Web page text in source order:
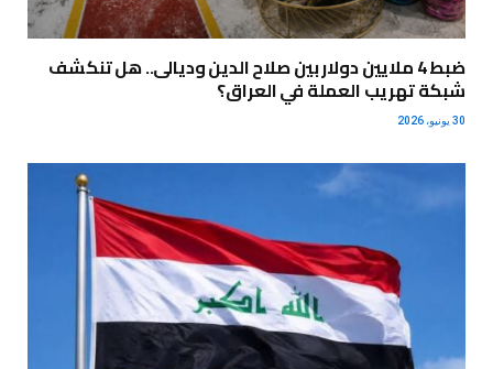
ضبط 4 ملايين دولار بين صلاح الدين وديالى.. هل تنكشف
شبكة تهريب العملة في العراق؟
30 يونيو، 2026